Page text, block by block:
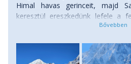
Himal havas gerinceit, majd
keresztül ereszkedünk lefele a
Dudh Khola folyón, majd előbb
hegycsúcsok még sokáig
ezután rhododendron